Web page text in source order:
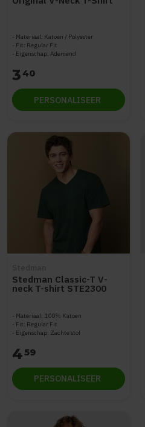
Materiaal: Katoen / Polyester
Fit: Regular Fit
Eigenschap: Ademend
340
PERSONALISEER
Stedman Classic-T V-
neck T-shirt STE2300
Materiaal: 100% Katoen
Fit: Regular Fit
Eigenschap: Zachte stof
4 59
PERSONALISEER